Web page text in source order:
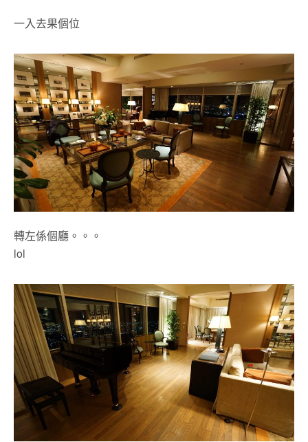
一入去果個位
轉左係個廳。。。
lol